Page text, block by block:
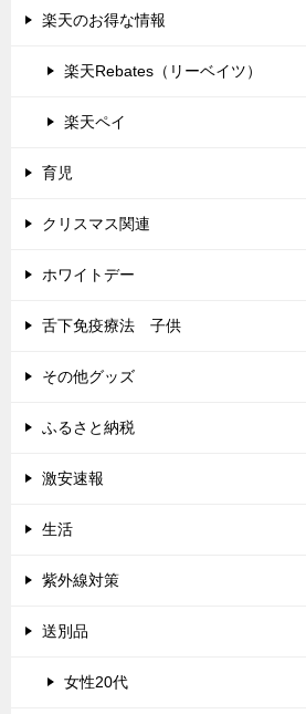
楽天のお得な情報
楽天Rebates（リーベイツ）
楽天ペイ
育児
クリスマス関連
ホワイトデー
舌下免疫療法 子供
その他グッズ
ふるさと納税
激安速報
生活
紫外線対策
送別品
女性20代